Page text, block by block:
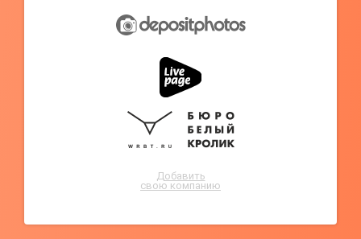
Добавить
свою компанию